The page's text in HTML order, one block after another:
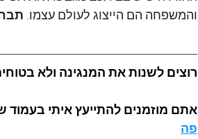
והמשפחה הם הייצוג לעולם עצמו.
רוצים לשנות את המנגינה ולא
אתם מוזמנים להתייעץ איתי בעמוד
פה